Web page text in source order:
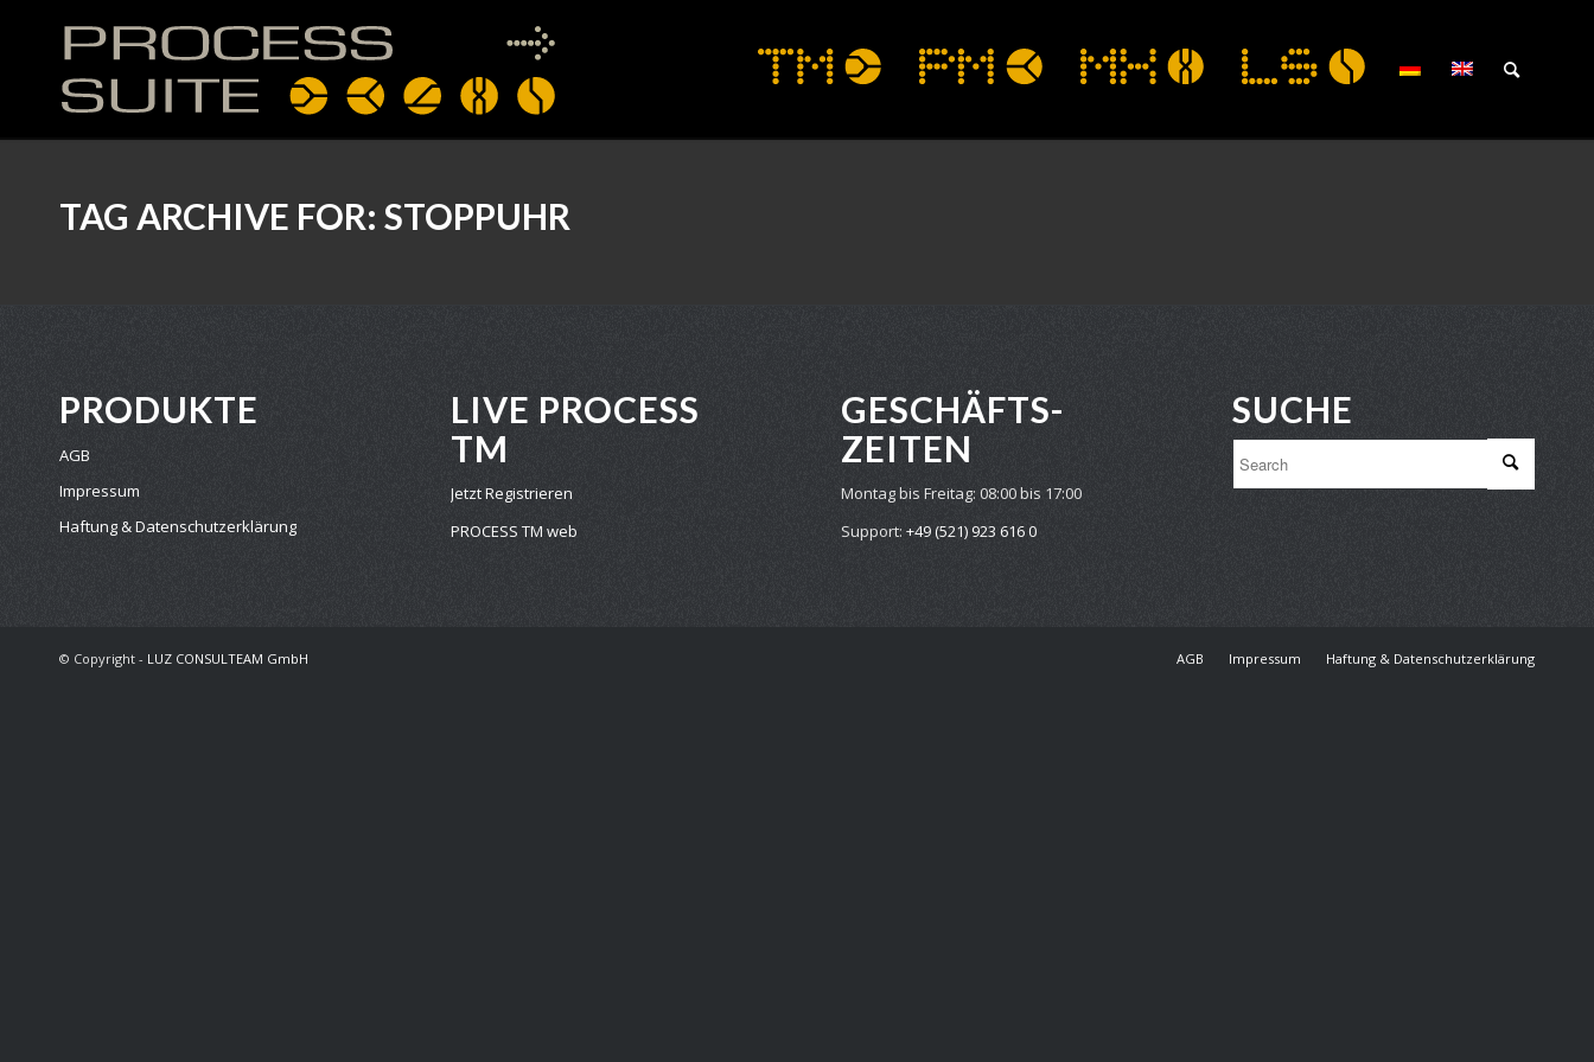
TAG ARCHIVE FOR: STOPPUHR
PRODUKTE
AGB
Impressum
Haftung & Datenschutzerklärung
LIVE PROCESS
TM
Jetzt Registrieren
PROCESS TM web
GESCHÄFTS­
ZEITEN
Montag bis Freitag: 08:00 bis 17:00
Support: +49 (521) 923 616 0
SUCHE
© Copyright - LUZ CONSULTEAM GmbH AGB Impressum Haftung & Datenschutzerklärung